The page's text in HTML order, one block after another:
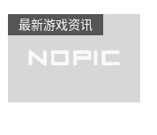
最新游戏资讯